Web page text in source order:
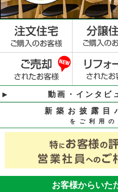
動画・インタビ
新築お披露目
をご利用の
お客様からいた